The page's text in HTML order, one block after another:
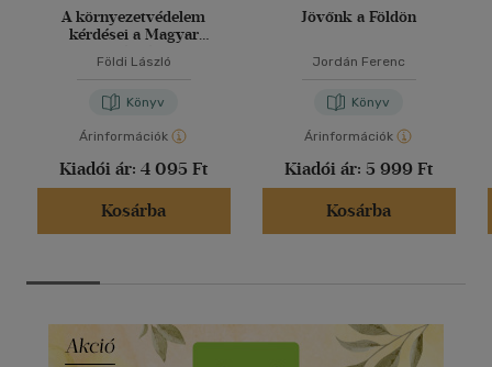
A környezetvédelem
kérdései a Magyar
Földi László
Könyv
Árinformációk
Kiadói ár: 4 095 Ft
Kosárba
Jövőnk a Földön
Jordán Ferenc
Könyv
Árinformációk
Kiadói ár: 5 999 Ft
Kosárba